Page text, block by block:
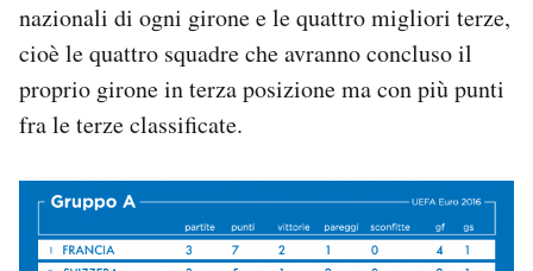
Hai bisogno di aiuto?
Esci
nazionali di ogni girone e le quattro migliori terze,
cioè le quattro squadre che avranno concluso il
proprio girone in terza posizione ma con più punti
fra le terze classificate.